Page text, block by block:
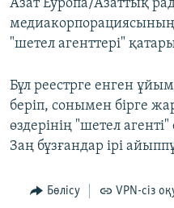
Азат Еуропа/Азаттық
"шетел агенттері"
Бұл реестрге енген
беріп, сонымен бірге
өздерінің "шетел
Заң бұзғандар ірі
Бөлісу VPN-сіз